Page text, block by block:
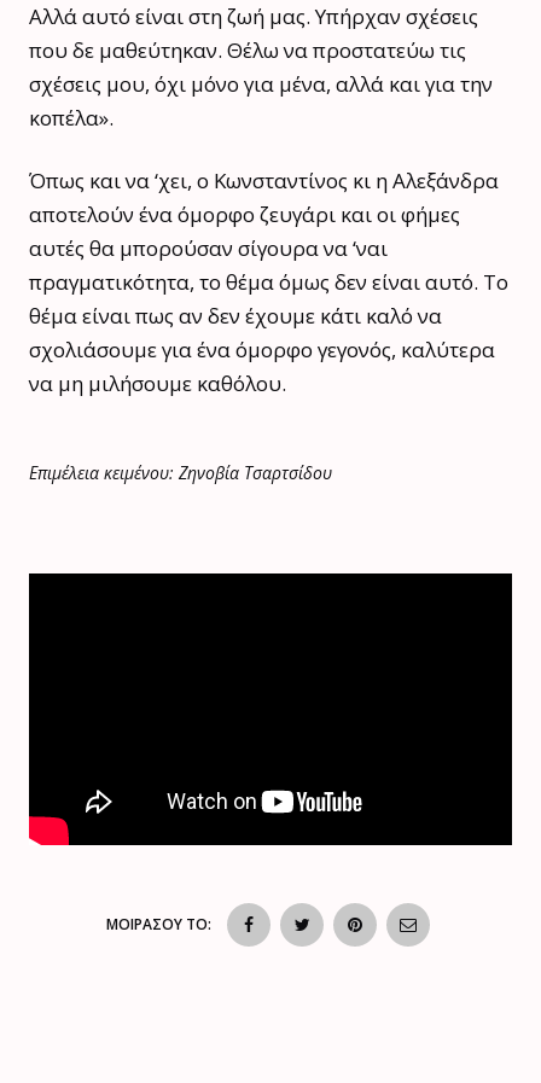
Αλλά αυτό είναι στη ζωή μας. Υπήρχαν σχέσεις
που δε μαθεύτηκαν. Θέλω να προστατεύω τις
σχέσεις μου, όχι μόνο για μένα, αλλά και για την
κοπέλα».
Όπως και να ‘χει, ο Κωνσταντίνος κι η Αλεξάνδρα
αποτελούν ένα όμορφο ζευγάρι και οι φήμες
αυτές θα μπορούσαν σίγουρα να ‘ναι
πραγματικότητα, το θέμα όμως δεν είναι αυτό. Το
θέμα είναι πως αν δεν έχουμε κάτι καλό να
σχολιάσουμε για ένα όμορφο γεγονός, καλύτερα
να μη μιλήσουμε καθόλου.
Επιμέλεια κειμένου: Ζηνοβία Τσαρτσίδου
ΜΟΙΡΑΣΟΥ ΤΟ: